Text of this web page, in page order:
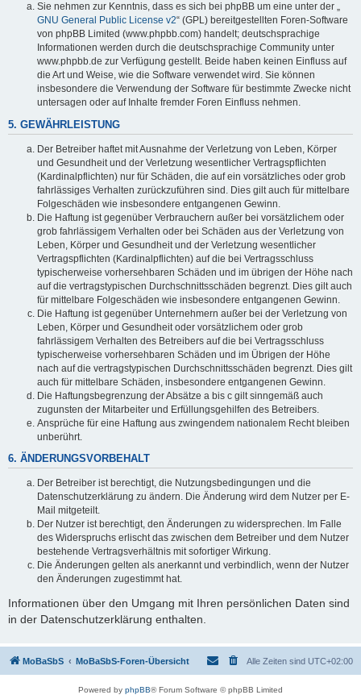
Sie nehmen zur Kenntnis, dass es sich bei phpBB um eine unter der „
GNU General Public License v2“ (GPL) bereitgestellten Foren-Software
von phpBB Limited (www.phpbb.com) handelt; deutschsprachige
Informationen werden durch die deutschsprachige Community unter
www.phpbb.de zur Verfügung gestellt. Beide haben keinen Einfluss auf
die Art und Weise, wie die Software verwendet wird. Sie können
insbesondere die Verwendung der Software für bestimmte Zwecke nicht
untersagen oder auf Inhalte fremder Foren Einfluss nehmen.
5. GEWÄHRLEISTUNG
Der Betreiber haftet mit Ausnahme der Verletzung von Leben, Körper
und Gesundheit und der Verletzung wesentlicher Vertragspflichten
(Kardinalpflichten) nur für Schäden, die auf ein vorsätzliches oder grob
fahrlässiges Verhalten zurückzuführen sind. Dies gilt auch für mittelbare
Folgeschäden wie insbesondere entgangenen Gewinn.
Die Haftung ist gegenüber Verbrauchern außer bei vorsätzlichem oder
grob fahrlässigem Verhalten oder bei Schäden aus der Verletzung von
Leben, Körper und Gesundheit und der Verletzung wesentlicher
Vertragspflichten (Kardinalpflichten) auf die bei Vertragsschluss
typischerweise vorhersehbaren Schäden und im übrigen der Höhe nach
auf die vertragstypischen Durchschnittsschäden begrenzt. Dies gilt auch
für mittelbare Folgeschäden wie insbesondere entgangenen Gewinn.
Die Haftung ist gegenüber Unternehmern außer bei der Verletzung von
Leben, Körper und Gesundheit oder vorsätzlichem oder grob
fahrlässigem Verhalten des Betreibers auf die bei Vertragsschluss
typischerweise vorhersehbaren Schäden und im Übrigen der Höhe
nach auf die vertragstypischen Durchschnittsschäden begrenzt. Dies gilt
auch für mittelbare Schäden, insbesondere entgangenen Gewinn.
Die Haftungsbegrenzung der Absätze a bis c gilt sinngemäß auch
zugunsten der Mitarbeiter und Erfüllungsgehilfen des Betreibers.
Ansprüche für eine Haftung aus zwingendem nationalem Recht bleiben
unberührt.
6. ÄNDERUNGSVORBEHALT
Der Betreiber ist berechtigt, die Nutzungsbedingungen und die
Datenschutzerklärung zu ändern. Die Änderung wird dem Nutzer per E-
Mail mitgeteilt.
Der Nutzer ist berechtigt, den Änderungen zu widersprechen. Im Falle
des Widerspruchs erlischt das zwischen dem Betreiber und dem Nutzer
bestehende Vertragsverhältnis mit sofortiger Wirkung.
Die Änderungen gelten als anerkannt und verbindlich, wenn der Nutzer
den Änderungen zugestimmt hat.
Informationen über den Umgang mit Ihren persönlichen Daten sind
in der Datenschutzerklärung enthalten.
MoBaSbS MoBaSbS-Foren-Übersicht Alle Zeiten sind UTC+02:00
Powered by phpBB® Forum Software © phpBB Limited